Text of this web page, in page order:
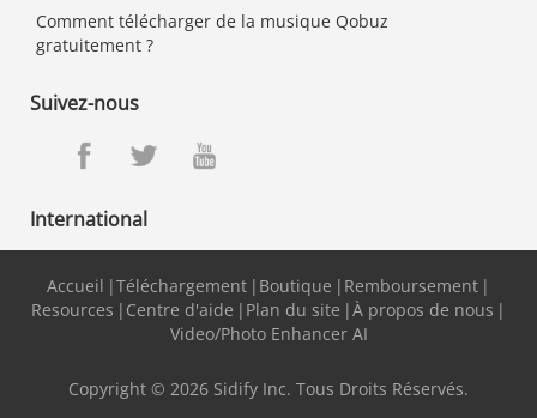
Comment télécharger de la musique Qobuz
gratuitement ?
Suivez-nous
International
Deutsch
Español
Accueil |Téléchargement | Boutique | Remboursement |
Resources | Centre d'aide | Plan du site |À propos de nous |
Video/Photo Enhancer AI
Copyright © 2026 Sidify Inc. Tous Droits Réservés.